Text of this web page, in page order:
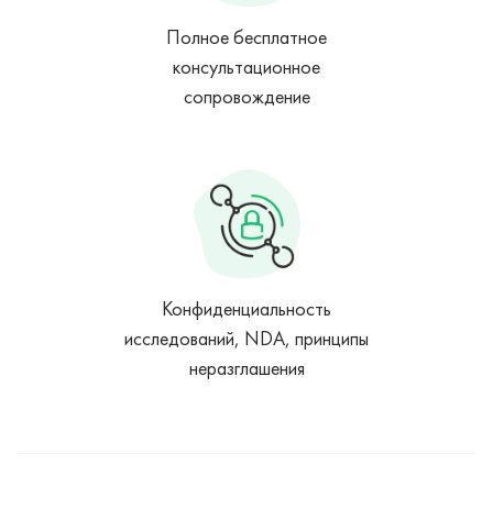
Полное бесплатное
консультационное
сопровождение
Конфиденциальность
исследований, NDA, принципы
неразглашения